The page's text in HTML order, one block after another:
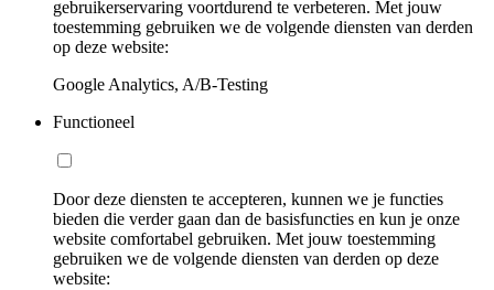
gebruikerservaring voortdurend te verbeteren. Met jouw
toestemming gebruiken we de volgende diensten van derden
op deze website:
Google Analytics, A/B-Testing
Functioneel
Door deze diensten te accepteren, kunnen we je functies
bieden die verder gaan dan de basisfuncties en kun je onze
website comfortabel gebruiken. Met jouw toestemming
gebruiken we de volgende diensten van derden op deze
website: